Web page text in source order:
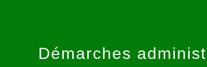
Démarches